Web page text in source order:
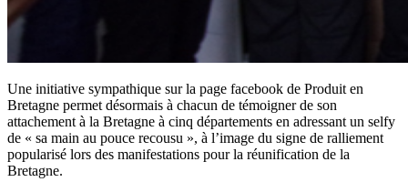
Une initiative sympathique sur la page facebook de Produit en
Bretagne permet désormais à chacun de témoigner de son
attachement à la Bretagne à cinq départements en adressant un selfy
de « sa main au pouce recousu », à l’image du signe de ralliement
popularisé lors des manifestations pour la réunification de la
Bretagne.